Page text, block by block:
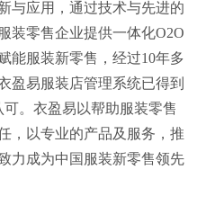
与应用，通过技术与先进的
装零售企业提供一体化O2O
能服装新零售，经过10年多
盈易服装店管理系统已得到
可。衣盈易以帮助服装零售
，以专业的产品及服务，推
力成为中国服装新零售领先